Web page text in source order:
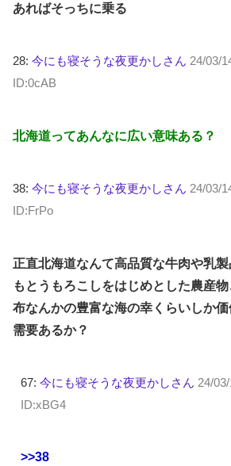
あればそっちに乗る
28: 今にも寝そうな夜更かしさん 24/03/
ID:0cAB
北海道ってあんなに広い意味ある？
38: 今にも寝そうな夜更かしさん 24/03/
ID:FrPo
正直北海道なんて高品質な牛肉や乳
もとうもろこしをはじめとした農産
布なんかの豊富な海の幸くらいしか
需要あるか？
67: 今にも寝そうな夜更かしさん 24/
ID:xBG4
>>38